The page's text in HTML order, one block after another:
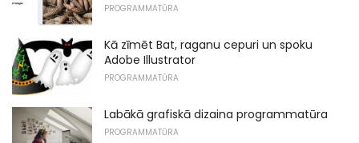
PROGRAMMATŪRA
Kā zīmēt Bat, raganu cepuri un spoku
Adobe Illustrator
PROGRAMMATŪRA
Labākā grafiskā dizaina programmatūra
PROGRAMMATŪRA